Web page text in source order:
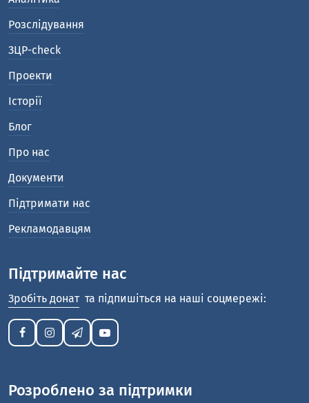
Розслідування
ЗЦР-check
Проекти
Історії
Блог
Про нас
Документи
Підтримати нас
Рекламодавцям
Підтримайте нас
Зробіть донат та підпишіться на наші соцмережі:
Розроблено за підтримки